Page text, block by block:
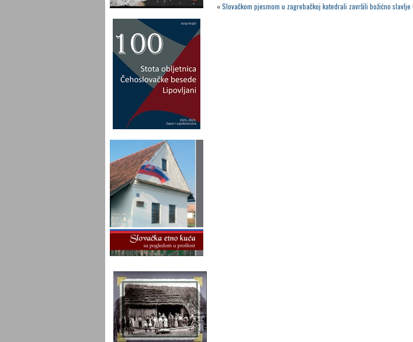
«Slovačkom pjesmom u zagrebačkoj katedrali završili božićno slavlje